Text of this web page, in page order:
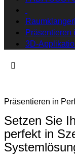
Präsentieren
3D-
Präsentieren in
Setzen Sie
perfekt in